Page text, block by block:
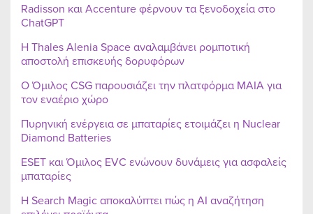
Radisson και Accenture φέρνουν τα ξενοδοχεία στο
ChatGPT
Η Thales Alenia Space αναλαμβάνει ρομποτική
αποστολή επισκευής δορυφόρων
Ο Όμιλος CSG παρουσιάζει την πλατφόρμα MAIA για
τον εναέριο χώρο
Πυρηνική ενέργεια σε μπαταρίες ετοιμάζει η Nuclear
Diamond Batteries
ESET και Όμιλος EVC ενώνουν δυνάμεις για ασφαλείς
μπαταρίες
Η Search Magic αποκαλύπτει πώς η AI αναζήτηση